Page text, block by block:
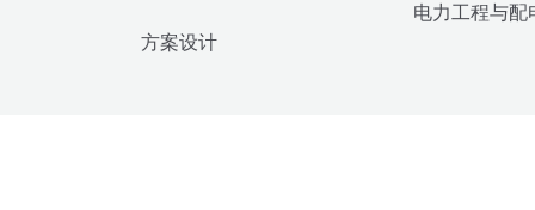
方案设计
电力工程与配